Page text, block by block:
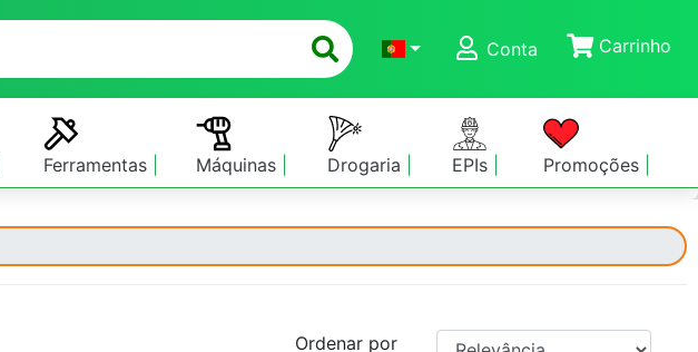
Conta
Carrinho
Ferramentas Máquinas Drogaria EPIs Promoções
Ordenar por